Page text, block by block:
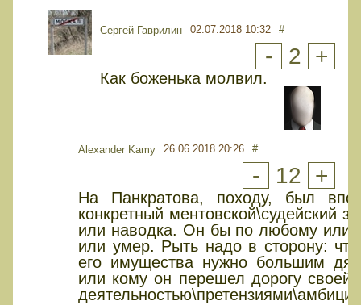
Сергей Гаврилин 02.07.2018 10:32 #
- 2 +
Как боженька молвил.
Alexander Kamy 26.06.2018 20:26 #
- 12 +
На Панкратова, походу, был
конкретный ментовской\судейский
или наводка. Он бы по любому или
или умер. Рыть надо в сторону:
его имущества нужно большим
или кому он перешел дорогу своей